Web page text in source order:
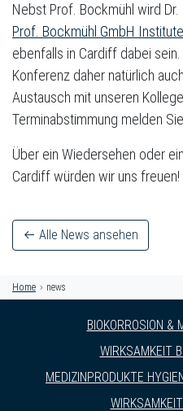
Nebst Prof. Bockmühl wird
Prof. Bockmühl GmbH
ebenfalls in Cardiff dabei
Konferenz daher natürlich
Austausch mit unseren
Terminabstimmung melden
Über ein Wiedersehen oder
Cardiff würden wir uns freuen!
Alle News ansehen
Home news
BIOKORROSION &
WIRKSAMKEIT
MEDIZINPRODUKTE